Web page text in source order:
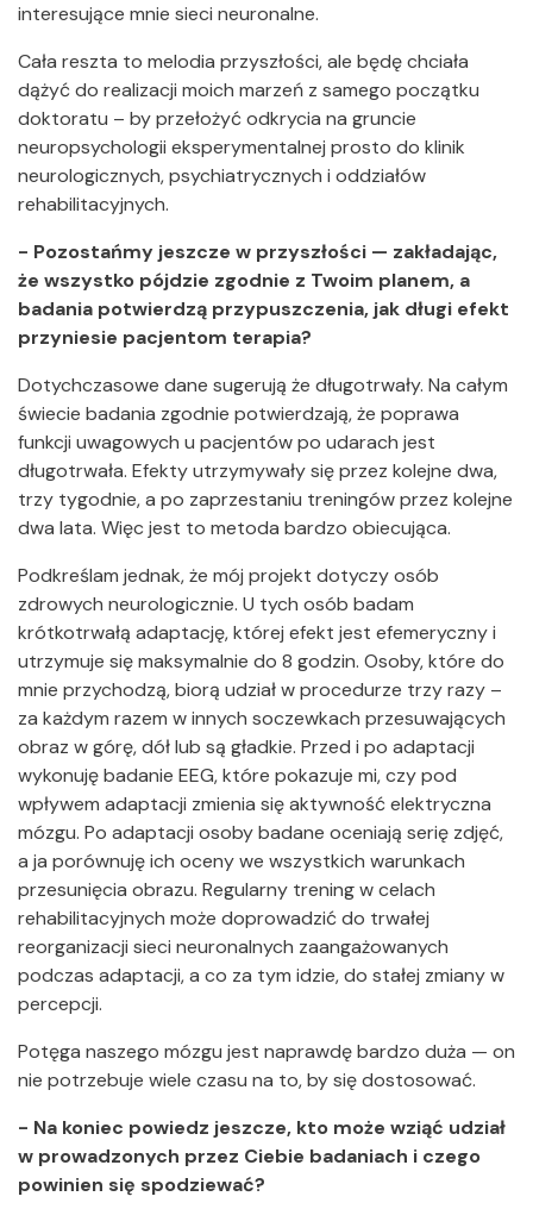
interesujące mnie sieci neuronalne.
Cała reszta to melodia przyszłości, ale będę chciała
dążyć do realizacji moich marzeń z samego początku
doktoratu – by przełożyć odkrycia na gruncie
neuropsychologii eksperymentalnej prosto do klinik
neurologicznych, psychiatrycznych i oddziałów
rehabilitacyjnych.
- Pozostańmy jeszcze w przyszłości — zakładając,
że wszystko pójdzie zgodnie z Twoim planem, a
badania potwierdzą przypuszczenia, jak długi efekt
przyniesie pacjentom terapia?
Dotychczasowe dane sugerują że długotrwały. Na całym
świecie badania zgodnie potwierdzają, że poprawa
funkcji uwagowych u pacjentów po udarach jest
długotrwała. Efekty utrzymywały się przez kolejne dwa,
trzy tygodnie, a po zaprzestaniu treningów przez kolejne
dwa lata. Więc jest to metoda bardzo obiecująca.
Podkreślam jednak, że mój projekt dotyczy osób
zdrowych neurologicznie. U tych osób badam
krótkotrwałą adaptację, której efekt jest efemeryczny i
utrzymuje się maksymalnie do 8 godzin. Osoby, które do
mnie przychodzą, biorą udział w procedurze trzy razy –
za każdym razem w innych soczewkach przesuwających
obraz w górę, dół lub są gładkie. Przed i po adaptacji
wykonuję badanie EEG, które pokazuje mi, czy pod
wpływem adaptacji zmienia się aktywność elektryczna
mózgu. Po adaptacji osoby badane oceniają serię zdjęć,
a ja porównuję ich oceny we wszystkich warunkach
przesunięcia obrazu. Regularny trening w celach
rehabilitacyjnych może doprowadzić do trwałej
reorganizacji sieci neuronalnych zaangażowanych
podczas adaptacji, a co za tym idzie, do stałej zmiany w
percepcji.
Potęga naszego mózgu jest naprawdę bardzo duża — on
nie potrzebuje wiele czasu na to, by się dostosować.
- Na koniec powiedz jeszcze, kto może wziąć udział
w prowadzonych przez Ciebie badaniach i czego
powinien się spodziewać?